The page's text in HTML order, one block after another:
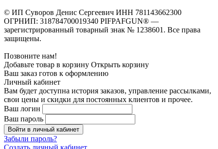
© ИП Суворов Денис Сергеевич ИНН 781143662300
ОГРНИП: 318784700019340 PIFPAFGUN® —
зарегистрированный товарный знак № 1238601. Все права
защищены.
Позвоните нам!
Добавьте товар в корзину Открыть корзину
Ваш заказ готов к оформлению
Личный кабинет
Вам будет доступна история заказов, управление рассылками,
свои цены и скидки для постоянных клиентов и прочее.
Ваш логин
Ваш пароль
Войти в личный кабинет
Забыли пароль?
Создать личный кабинет